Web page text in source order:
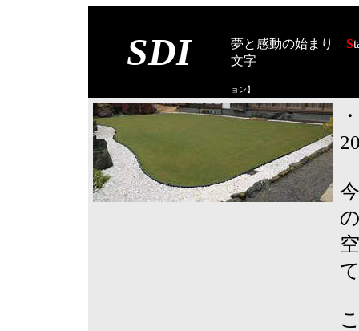
SDI 夢と感動の始まり S
文字
ョン】